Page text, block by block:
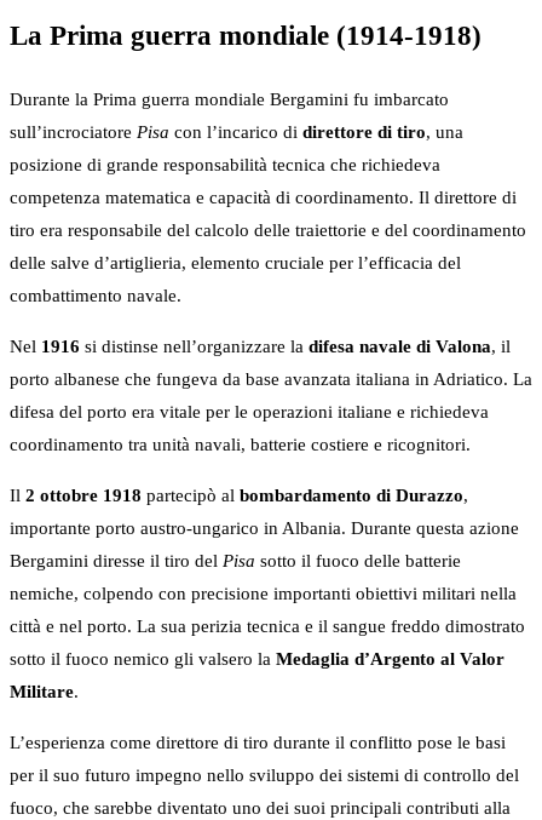
La Prima guerra mondiale (1914-1918)
Durante la Prima guerra mondiale Bergamini fu imbarcato
sull’incrociatore Pisa con l’incarico di direttore di tiro, una
posizione di grande responsabilità tecnica che richiedeva
competenza matematica e capacità di coordinamento. Il direttore di
tiro era responsabile del calcolo delle traiettorie e del coordinamento
delle salve d’artiglieria, elemento cruciale per l’efficacia del
combattimento navale.
Nel 1916 si distinse nell’organizzare la difesa navale di Valona, il
porto albanese che fungeva da base avanzata italiana in Adriatico. La
difesa del porto era vitale per le operazioni italiane e richiedeva
coordinamento tra unità navali, batterie costiere e ricognitori.
Il 2 ottobre 1918 partecipò al bombardamento di Durazzo,
importante porto austro-ungarico in Albania. Durante questa azione
Bergamini diresse il tiro del Pisa sotto il fuoco delle batterie
nemiche, colpendo con precisione importanti obiettivi militari nella
città e nel porto. La sua perizia tecnica e il sangue freddo dimostrato
sotto il fuoco nemico gli valsero la Medaglia d’Argento al Valor
Militare.
L’esperienza come direttore di tiro durante il conflitto pose le basi
per il suo futuro impegno nello sviluppo dei sistemi di controllo del
fuoco, che sarebbe diventato uno dei suoi principali contributi alla